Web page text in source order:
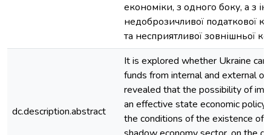
економіки, з одного боку, а з
недоброзичливої податкової
та несприятливої зовнішньої
dc.description.abstract
It is explored whether Ukraine can
funds from internal and external
revealed that the possibility of
an effective state economic policy
the conditions of the existence of